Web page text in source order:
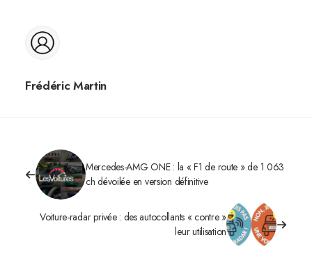
Frédéric Martin
Mercedes-AMG ONE : la « F1 de route » de 1 063
ch dévoilée en version définitive
Voiture-radar privée : des autocollants « contre »
leur utilisation